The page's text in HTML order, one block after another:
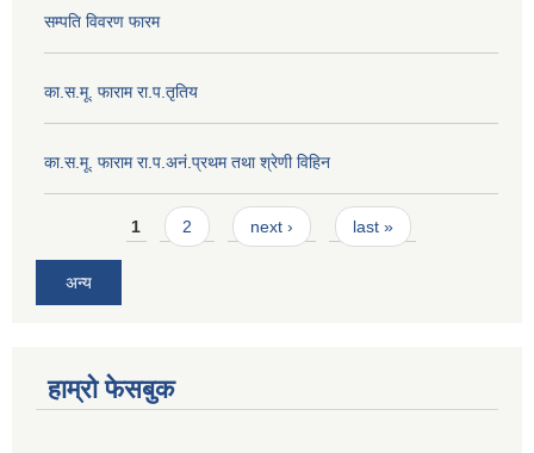
सम्पति विवरण फारम
का.स.मू. फाराम रा.प.तृतिय
का.स.मू. फाराम रा.प.अनं.प्रथम तथा श्रेणी विहिन
Pages1 2 next › last »
अन्य
हाम्रो फेसबुक